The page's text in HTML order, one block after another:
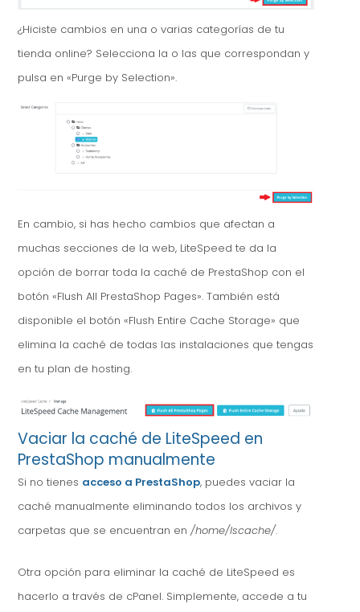
¿Hiciste cambios en una o varias categorías de tu
tienda online? Selecciona la o las que correspondan y
pulsa en «Purge by Selection».
En cambio, si has hecho cambios que afectan a
muchas secciones de la web, LiteSpeed te da la
opción de borrar toda la caché de PrestaShop con el
botón «Flush All PrestaShop Pages». También está
disponible el botón «Flush Entire Cache Storage» que
elimina la caché de todas las instalaciones que tengas
en tu plan de hosting.
Vaciar la caché de LiteSpeed en
PrestaShop manualmente
Si no tienes acceso a PrestaShop, puedes vaciar la
caché manualmente eliminando todos los archivos y
carpetas que se encuentran en/home/lscache/.
Otra opción para eliminar la caché de LiteSpeed es
hacerlo a través de cPanel. Simplemente, accede a tu